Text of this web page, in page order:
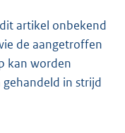
artikel onbekend
de aangetroffen
kan worden
in strijd